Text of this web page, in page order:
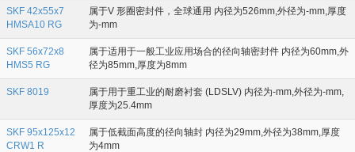
SKF 42x55x7
HMSA10 RG
属于V 形圈密封件，全球通用 内径为526mm,外径为-mm,厚度
为-mm
SKF 56x72x8
HMS5 RG
属于适用于一般工业应用场合的径向轴密封件 内径为60mm,外
径为85mm,厚度为8mm
SKF 8019
属于用于重工业的耐磨衬套 (LDSLV) 内径为-mm,外径为-mm,
厚度为25.4mm
SKF 95x125x12
CRW1 R
属于低截面高度的径向轴封 内径为29mm,外径为38mm,厚度
为4mm